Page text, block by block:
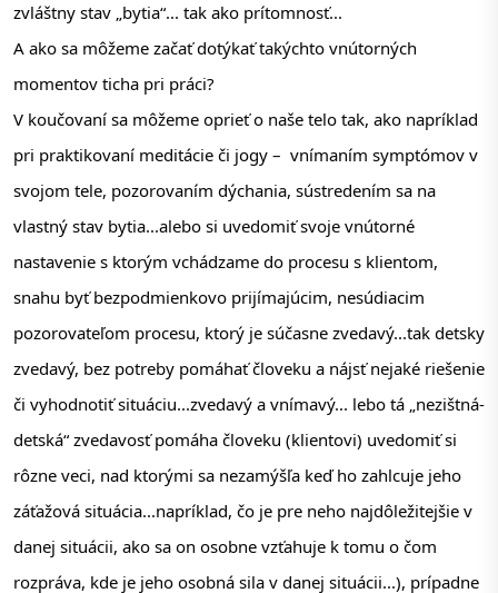
zvláštny stav „bytia“... tak ako prítomnosť...
A ako sa môžeme začať dotýkať takýchto vnútorných
momentov ticha pri práci?
V koučovaní sa môžeme oprieť o naše telo tak, ako napríklad
pri praktikovaní meditácie či jogy –  vnímaním symptómov v
svojom tele, pozorovaním dýchania, sústredením sa na
vlastný stav bytia...alebo si uvedomiť svoje vnútorné
nastavenie s ktorým vchádzame do procesu s klientom,
snahu byť bezpodmienkovo prijímajúcim, nesúdiacim
pozorovateľom procesu, ktorý je súčasne zvedavý...tak detsky
zvedavý, bez potreby pomáhať človeku a nájsť nejaké riešenie
či vyhodnotiť situáciu...zvedavý a vnímavý... lebo tá „nezištná-
detská“ zvedavosť pomáha človeku (klientovi) uvedomiť si
rôzne veci, nad ktorými sa nezamýšľa keď ho zahlcuje jeho
záťažová situácia...napríklad, čo je pre neho najdôležitejšie v
danej situácii, ako sa on osobne vzťahuje k tomu o čom
rozpráva, kde je jeho osobná sila v danej situácii...), prípadne